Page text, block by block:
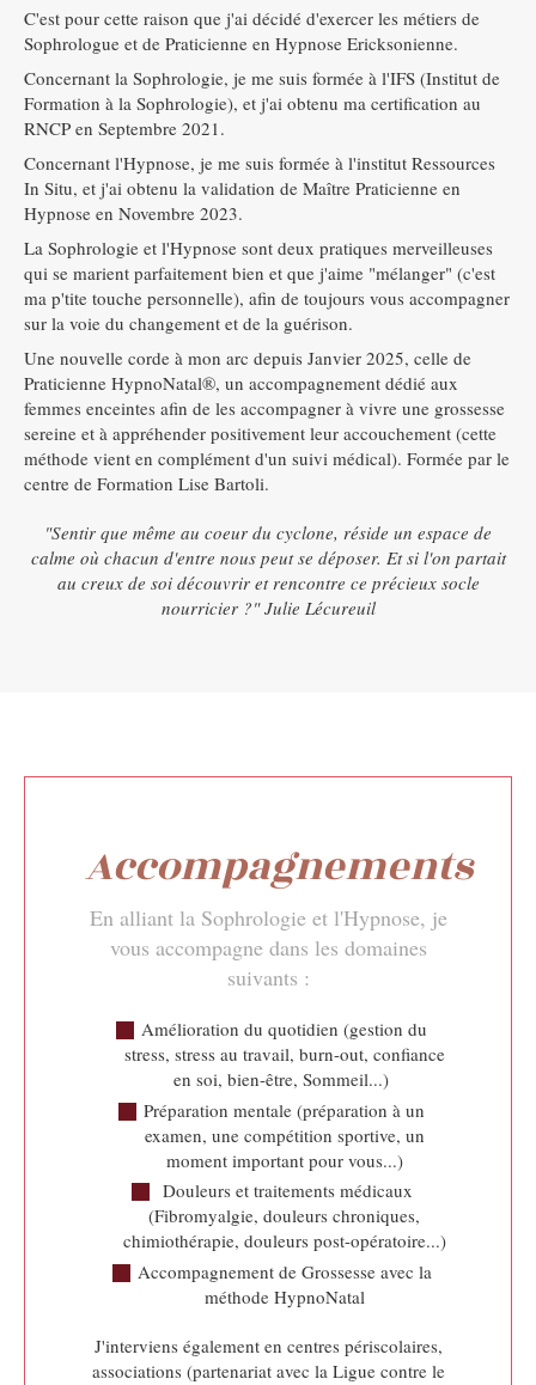
C'est pour cette raison que j'ai décidé d'exercer les métiers de
Sophrologue et de Praticienne en Hypnose Ericksonienne.
Concernant la Sophrologie, je me suis formée à l'IFS (Institut de
Formation à la Sophrologie), et j'ai obtenu ma certification au
RNCP en Septembre 2021.
Concernant l'Hypnose, je me suis formée à l'institut Ressources
In Situ, et j'ai obtenu la validation de Maître Praticienne en
Hypnose en Novembre 2023.
La Sophrologie et l'Hypnose sont deux pratiques merveilleuses
qui se marient parfaitement bien et que j'aime "mélanger" (c'est
ma p'tite touche personnelle), afin de toujours vous accompagner
sur la voie du changement et de la guérison.
Une nouvelle corde à mon arc depuis Janvier 2025, celle de
Praticienne HypnoNatal®, un accompagnement dédié aux
femmes enceintes afin de les accompagner à vivre une grossesse
sereine et à appréhender positivement leur accouchement (cette
méthode vient en complément d'un suivi médical). Formée par le
centre de Formation Lise Bartoli.
"Sentir que même au coeur du cyclone, réside un espace de
calme où chacun d'entre nous peut se déposer. Et si l'on partait
au creux de soi découvrir et rencontre ce précieux socle
nourricier ?" Julie Lécureuil
Accompagnements
En alliant la Sophrologie et l'Hypnose, je
vous accompagne dans les domaines
suivants :
Amélioration du quotidien (gestion du
stress, stress au travail, burn-out, confiance
en soi, bien-être, Sommeil...)
Préparation mentale (préparation à un
examen, une compétition sportive, un
moment important pour vous...)
Douleurs et traitements médicaux
(Fibromyalgie, douleurs chroniques,
chimiothérapie, douleurs post-opératoire...)
Accompagnement de Grossesse avec la
méthode HypnoNatal
J'interviens également en centres périscolaires,
associations (partenariat avec la Ligue contre le